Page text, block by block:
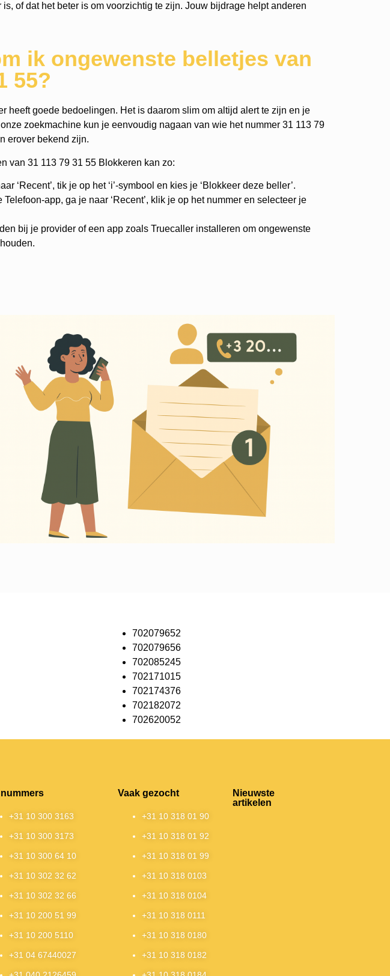
of dat het beter is om voorzichtig te zijn. Jouw bijdrage helpt anderen
ik ongewenste belletjes van
55?
heeft goede bedoelingen. Het is daarom slim om altijd alert te zijn en je
zoekmachine kun je eenvoudig nagaan van wie het nummer 31 113 79
erover bekend zijn.
van 31 113 79 31 55 Blokkeren kan zo:
‘Recent’, tik je op het ‘i’-symbool en kies je ‘Blokkeer deze beller’.
app, ga je naar ‘Recent’, klik je op het nummer en selecteer je
bij je provider of een app zoals Truecaller installeren om ongewenste
702079652
702079656
702085245
702171015
702174376
702182072
702620052
nummers
+31 10 300 3163
+31 10 300 3173
+31 10 300 64 10
+31 10 302 32 62
+31 10 302 32 66
+31 10 200 51 99
+31 10 200 5110
+31 04 67440027
Vaak gezocht
+31 10 318 01 90
+31 10 318 01 92
+31 10 318 01 99
+31 10 318 0103
+31 10 318 0104
+31 10 318 0111
+31 10 318 0180
+31 10 318 0182
Nieuwste
artikelen